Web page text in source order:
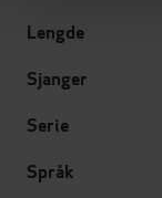
Lengde
Sjanger
Serie
Språk